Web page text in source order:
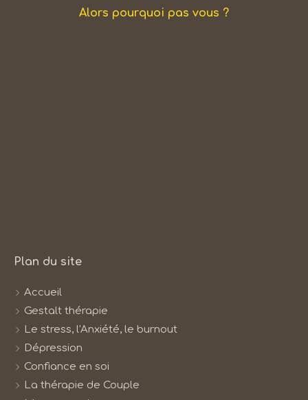
Alors pourquoi pas vous ?
Plan du site
Accueil
Gestalt thérapie
Le stress, l'Anxiété, le burnout
Dépression
Confiance en soi
La thérapie de Couple